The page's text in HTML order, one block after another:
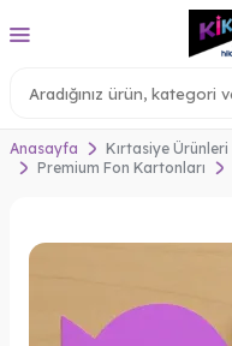
Anasayfa Kırtasiye Ürünleri
Premium Fon Kartonları